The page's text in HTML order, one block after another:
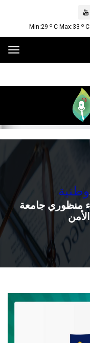
o C Max:33 o C
وطنية
منظوري جامعة